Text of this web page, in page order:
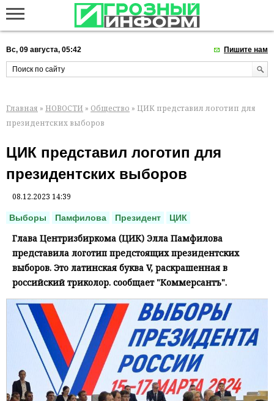
Вс, 09 августа, 05:42 Пишите нам
Главная » НОВОСТИ » Общество » ЦИК представил логотип для
президентских выборов
ЦИК представил логотип для
президентских выборов
08.12.2023 14:39
Выборы Памфилова Президент ЦИК
Глава Центризбиркома (ЦИК) Элла Памфилова
представила логотип предстоящих президентских
выборов. Это латинская буква V, раскрашенная в
российский триколор. сообщает "Коммерсантъ".